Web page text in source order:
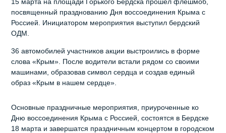
посвященный празднованию Дня воссоединения Крыма с
Россией. Инициатором мероприятия выступил бердский
ОДМ.
36 автомобилей участников акции выстроились в форме
слова «Крым». После водители встали рядом со своими
машинами, образовав символ сердца и создав единый
образ «Крым в нашем сердце».
Основные праздничные мероприятия, приуроченные ко
Дню воссоединения Крыма с Россией, состоятся в Бердске
18 марта и завершатся праздничным концертом в городском